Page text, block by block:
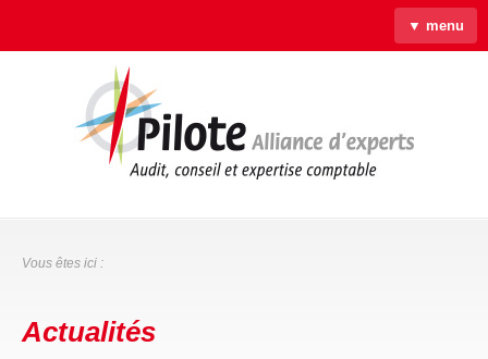
▼ menu
Vous êtes ici :
Actualités